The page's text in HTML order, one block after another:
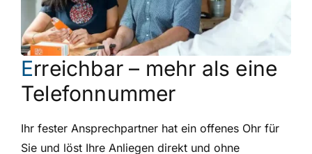
Erreichbar – mehr als eine
Telefonnummer
Ihr fester Ansprechpartner hat ein offenes Ohr für
Sie und löst Ihre Anliegen direkt und ohne